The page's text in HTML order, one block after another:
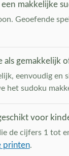
makkelijke
Geoefende
als gemakkelijk
eenvoudig
het sudoku
voor
de cijfers 1 tot
printen.